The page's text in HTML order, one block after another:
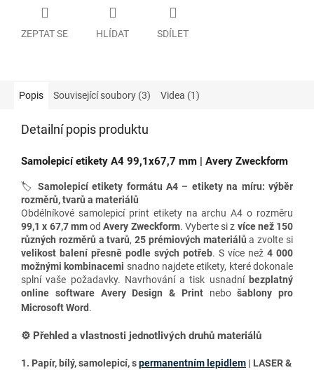
ZEPTAT SE HLÍDAT SDÍLET
Popis Související soubory (3) Videa (1)
Detailní popis produktu
Samolepicí etikety A4 99,1x67,7 mm | Avery Zweckform
🏷️ Samolepicí etikety formátu A4 – etikety na míru: výběr
rozměrů, tvarů a materiálů
Obdélníkové samolepicí print etikety na archu A4 o rozměru
99,1 x 67,7 mmodAvery Zweckform. Vyberte si z více než 150
různých rozměrů a tvarů,25 prémiových materiálů a zvolte si
velikost balení přesně podle svých potřeb. S více než 4 000
možnými kombinacemi snadno najdete etikety, které dokonale
splní vaše požadavky. Navrhování a tisk usnadní bezplatný
online software Avery Design & Printnebošablony pro
Microsoft Word.
⚙️ Přehled a vlastnosti jednotlivých druhů materiálů
1. Papír, bílý, samolepicí, spermanentním lepidlem | LASER &